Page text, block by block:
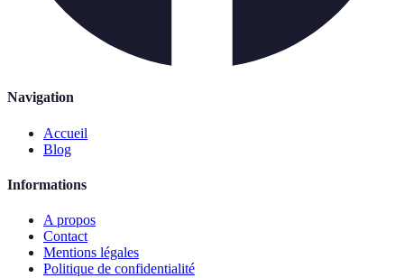
Navigation
Accueil
Blog
Informations
A propos
Contact
Mentions légales
Politique de confidentialité